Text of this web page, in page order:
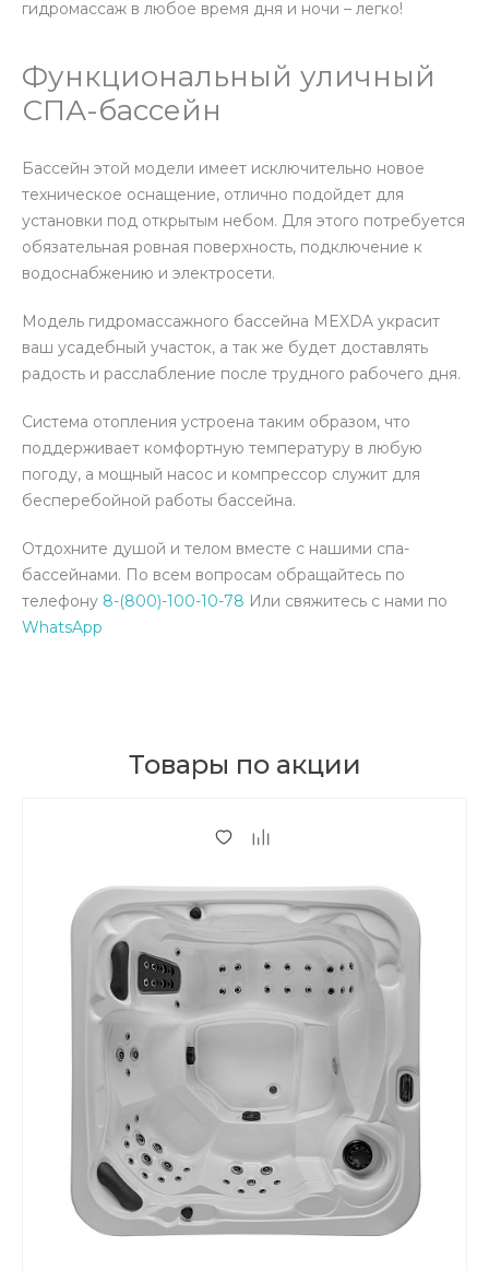
гидромассаж в любое время дня и ночи – легко!
Функциональный уличный
СПА-бассейн
Бассейн этой модели имеет исключительно новое
техническое оснащение, отлично подойдет для
установки под открытым небом. Для этого потребуется
обязательная ровная поверхность, подключение к
водоснабжению и электросети.
Модель гидромассажного бассейна MEXDA украсит
ваш усадебный участок, а так же будет доставлять
радость и расслабление после трудного рабочего дня.
Система отопления устроена таким образом, что
поддерживает комфортную температуру в любую
погоду, а мощный насос и компрессор служит для
бесперебойной работы бассейна.
Отдохните душой и телом вместе с нашими спа-
бассейнами. По всем вопросам обращайтесь по
телефону 8-(800)-100-10-78 Или свяжитесь с нами по
WhatsApp
Товары по акции